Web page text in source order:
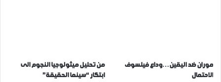
موران ضد اليقين…وداع فيلسوف
الاحتمال
من تحليل ميثولوجيا النجوم الى
ابتكار “سينما الحقيقة”